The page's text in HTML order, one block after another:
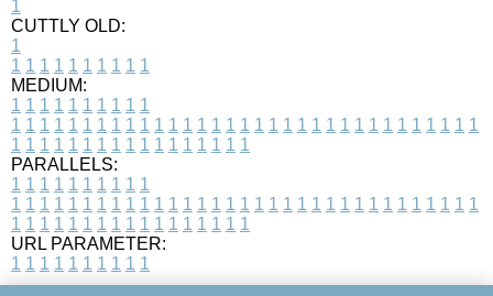
1
CUTTLY OLD:
1
1 1 1 1 1 1 1 1 1 1
MEDIUM:
1 1 1 1 1 1 1 1 1 1
1 1 1 1 1 1 1 1 1 1 1 1 1 1 1 1 1 1 1 1 1 1 1 1 1 1 1 1 1 1 1 1 1
1 1 1 1 1 1 1 1 1 1 1 1 1 1 1 1 1
PARALLELS:
1 1 1 1 1 1 1 1 1 1
1 1 1 1 1 1 1 1 1 1 1 1 1 1 1 1 1 1 1 1 1 1 1 1 1 1 1 1 1 1 1 1 1
1 1 1 1 1 1 1 1 1 1 1 1 1 1 1 1 1
URL PARAMETER:
1 1 1 1 1 1 1 1 1 1